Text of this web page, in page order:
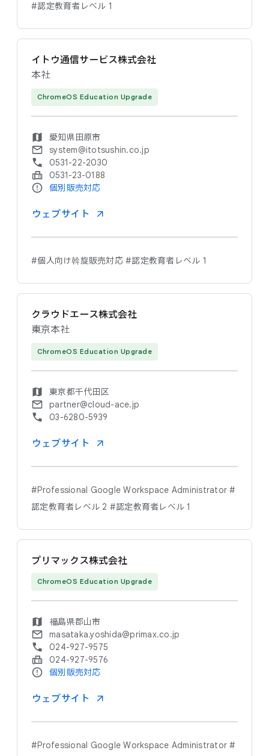
#認定教育者レベル 1
イトウ通信サービス株式会社
本社
ChromeOS Education Upgrade
愛知県田原市
system@itotsushin.co.jp
0531-22-2030
0531-23-0188
個別販売対応
ウェブサイト
#個人向け斡旋販売対応 #認定教育者レベル 1
クラウドエース株式会社
東京本社
ChromeOS Education Upgrade
東京都千代田区
partner@cloud-ace.jp
03-6280-5939
ウェブサイト
#Professional Google Workspace Administrator #
認定教育者レベル 2 #認定教育者レベル 1
プリマックス株式会社
ChromeOS Education Upgrade
福島県郡山市
masataka.yoshida@primax.co.jp
024-927-9575
024-927-9576
個別販売対応
ウェブサイト
#Professional Google Workspace Administrator #